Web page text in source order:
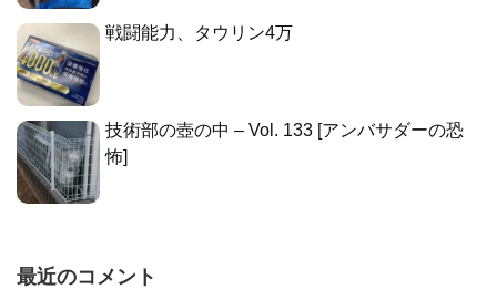
戦闘能力、タウリン4万
技術部の壺の中 – Vol. 133 [アンバサダーの恐
怖]
最近のコメント